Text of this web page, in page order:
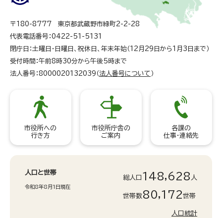
〒180-8777 東京都武蔵野市緑町2-2-28
代表電話番号：0422-51-5131
閉庁日：土曜日・日曜日、祝休日、年末年始（12月29日から1月3日まで）
受付時間：午前8時30分から午後5時まで
法人番号：8000020132039（ 法人番号について ）
市役所への
行き方
市役所庁舎の
ご案内
各課の
仕事・連絡先
人口と世帯
令和8年8月1日現在
総人口 148,628 人
世帯数80,172世帯
人口統計